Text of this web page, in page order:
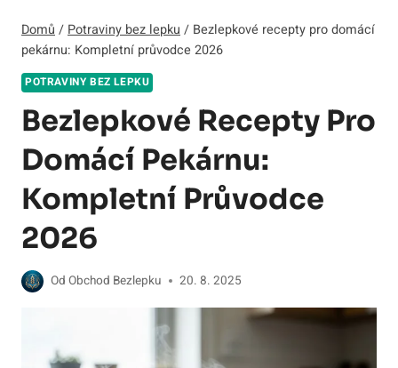
Domů / Potraviny bez lepku / Bezlepkové recepty pro domácí
pekárnu: Kompletní průvodce 2026
POTRAVINY BEZ LEPKU
Bezlepkové Recepty Pro
Domácí Pekárnu:
Kompletní Průvodce
2026
Od Obchod Bezlepku 20. 8. 2025